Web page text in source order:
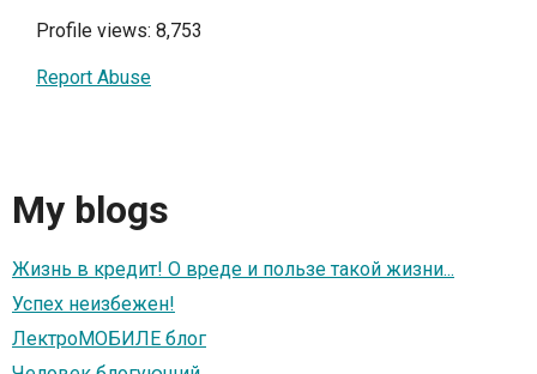
Profile views: 8,753
Report Abuse
My blogs
Жизнь в кредит! О вреде и пользе такой жизни...
Успех неизбежен!
ЛектроМОБИЛЕ блог